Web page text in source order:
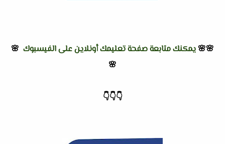
🌸🌸 يمكنك متابعة صفحة تعليمك أونلاين على الفيسبوك 🌸
🌸
👇
👇
👇